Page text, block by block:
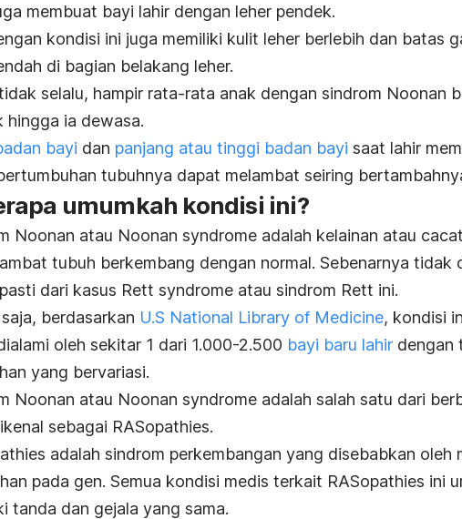
membuat bayi lahir dengan leher pendek.
kondisi ini juga memiliki kulit leher berlebih dan batas
di bagian belakang leher.
selalu, hampir rata-rata anak dengan sindrom Noonan
hingga ia dewasa.
bayi dan panjang atau tinggi badan bayi saat lahir
tubuhnya dapat melambat seiring
umumkah kondisi ini?
Noonan atau Noonan syndrome adalah kelainan atau
tubuh berkembang dengan normal. Sebenarnya tidak
dari kasus Rett syndrome atau sindrom Rett ini.
berdasarkan U.S National Library of Medicine, kondisi
oleh sekitar 1 dari 1.000-2.500 bayi baru lahir dengan
yang bervariasi.
Noonan atau Noonan syndrome adalah salah satu dari
sebagai RASopathies.
adalah sindrom perkembangan yang disebabkan oleh
pada gen. Semua kondisi medis terkait RASopathies ini
tanda dan gejala yang sama.